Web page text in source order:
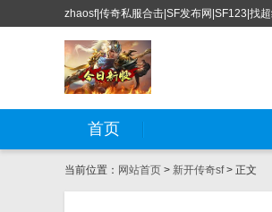
zhaosf|传奇私服合击|SF发布网|SF123|找
首页
当前位置： 网站首页 > 新开传奇sf> 正文